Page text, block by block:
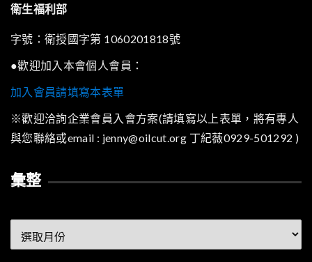
衛生福利部
字號：衛授國字第 1060201818號
●歡迎加入本會個人會員：
加入會員請填寫本表單
※歡迎洽詢企業會員入會方案(請填寫以上表單，將有專人
與您聯絡或email : jenny@oilcut.org 丁紀薇0929-501292 )
彙整
整